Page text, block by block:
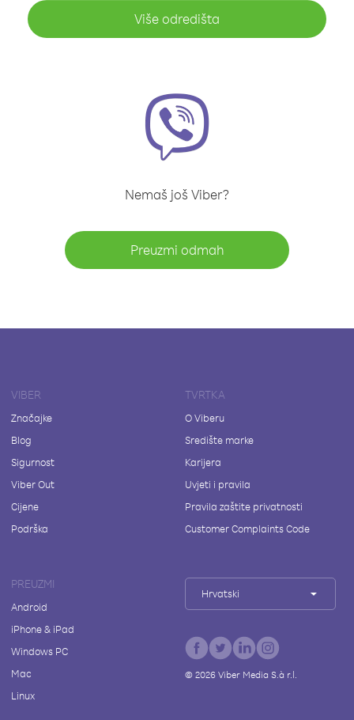
Više odredišta
Nemaš još Viber?
Preuzmi odmah
VIBER
Značajke
Blog
Sigurnost
Viber Out
Cijene
Podrška
TVRTKA
O Viberu
Središte marke
Karijera
Uvjeti i pravila
Pravila zaštite privatnosti
Customer Complaints Code
PREUZMI
Android
iPhone & iPad
Windows PC
Mac
Linux
Hrvatski
© 2026Viber Media S.à r.l.